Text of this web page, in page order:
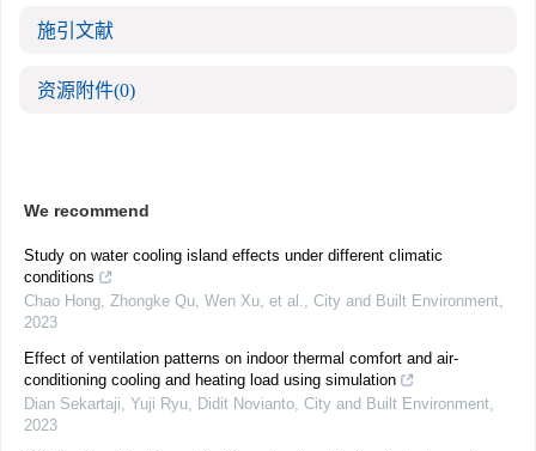
施引文献
资源附件(0)
We recommend
Study on water cooling island effects under different climatic
conditions
Chao Hong, Zhongke Qu, Wen Xu, et al., City and Built Environment,
2023
Effect of ventilation patterns on indoor thermal comfort and air-
conditioning cooling and heating load using simulation
Dian Sekartaji, Yuji Ryu, Didit Novianto, City and Built Environment,
2023